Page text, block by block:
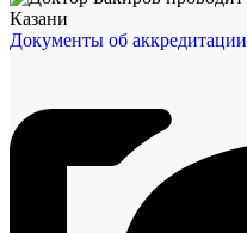
Документы об аккредитации